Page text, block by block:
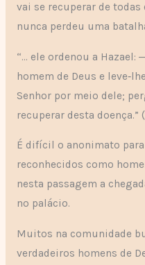
vai se recuperar de
nunca perdeu uma
“… ele ordenou a Hazael:
homem de Deus e
Senhor por meio dele;
recuperar desta doença.”
É difícil o anonimato
reconhecidos como
nesta passagem a
no palácio.
Muitos na comunidade
verdadeiros homens de